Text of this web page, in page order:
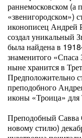
раннемосковском (а
«звенигородском»)
иконописец Андрей
создал уникальный
была найдена в
знаменитого «Спаса
ныне хранится в
Предположительно
преподобного
иконы «Троица» для
Преподобный Савва
новому стилю)